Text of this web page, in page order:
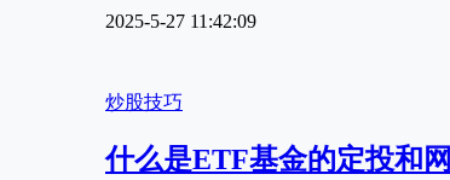
2025-5-27 11:42:09
炒股技巧
什么是ETF基金的定投和